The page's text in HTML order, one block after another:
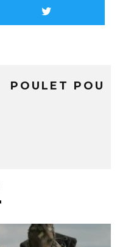
POULET POU